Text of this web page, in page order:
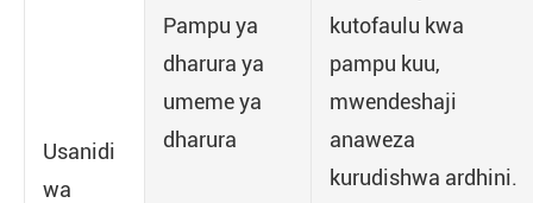
Usanidi
wa
Pampu ya
dharura ya
umeme ya
dharura
kutofaulu kwa
pampu kuu,
mwendeshaji
anaweza
kurudishwa ardhini.